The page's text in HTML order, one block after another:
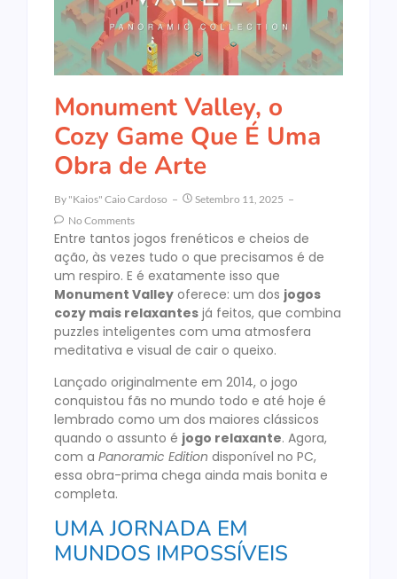
Monument Valley, o
Cozy Game Que É Uma
Obra de Arte
By "Kaios" Caio Cardoso
Setembro 11, 2025
No Comments
Entre tantos jogos frenéticos e cheios de
ação, às vezes tudo o que precisamos é de
um respiro. E é exatamente isso que
Monument Valley oferece: um dos jogos
cozy mais relaxantes já feitos, que combina
puzzles inteligentes com uma atmosfera
meditativa e visual de cair o queixo.
Lançado originalmente em 2014, o jogo
conquistou fãs no mundo todo e até hoje é
lembrado como um dos maiores clássicos
quando o assunto é jogo relaxante. Agora,
com a Panoramic Edition disponível no PC,
essa obra-prima chega ainda mais bonita e
completa.
UMA JORNADA EM
MUNDOS IMPOSSÍVEIS